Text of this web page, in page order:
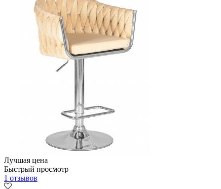
Лучшая цена
Быстрый просмотр
1 отзывов